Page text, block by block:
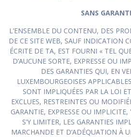
SANS
L’ENSEMBLE DU CONTENU, DES
DE CE SITE WEB, SAUF INDICATION
ÉCRITE DE TA, EST FOURNI « TEL
D’AUCUNE SORTE, EXPRESSE OU
DES GARANTIES QUI, EN
LUXEMBOURGEOISES
SONT IMPLIQUÉES PAR LA LOI
EXCLUES, RESTREINTES OU
GARANTIE, EXPRESSE OU
S’Y LIMITER, LES GARANTIES
MARCHANDE ET D’ADÉQUATION À